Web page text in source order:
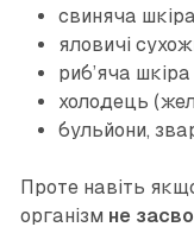
свиняча
яловичі
риб’яча
холодець
бульйони,
Проте навіть
організм не